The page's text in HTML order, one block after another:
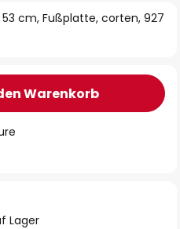
53 cm, Fußplatte, corten, 927
Warenkorb
Lager